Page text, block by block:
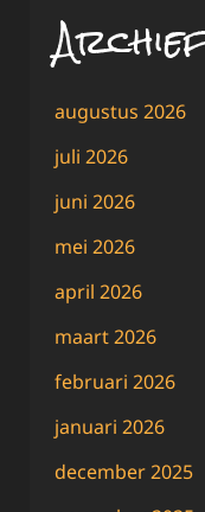
augustus 2026
juli 2026
juni 2026
mei 2026
april 2026
maart 2026
februari 2026
januari 2026
december 2025